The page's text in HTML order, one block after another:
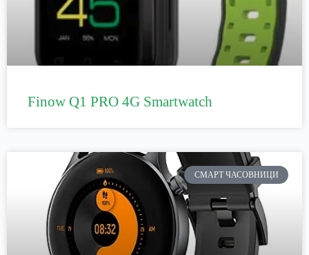
Finow Q1 PRO 4G Smartwatch
СМАРТ ЧАСОВНИЦИ